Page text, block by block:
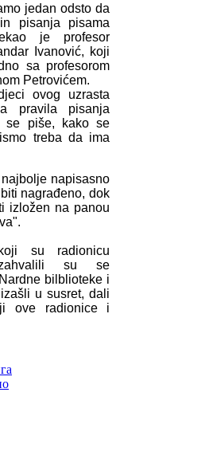
jedan odsto da
pisanja pisama
je profesor
Ivanović, koji
sa profesorom
Petrovićem.
ovog uzrasta
pravila pisanja
se piše, kako se
treba da ima
napisasno
nagrađeno, dok
izložen na panou
su radionicu
su se
bilblioteke i
u susret, dali
ove radionice i